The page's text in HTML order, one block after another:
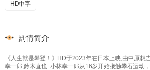
HD中字
剧情简介
《人生就是攀登！》HD于2023年在日本上映,由中原想
幸一郎,鈴木直也. 小林幸一郎从16岁开始接触攀石运动